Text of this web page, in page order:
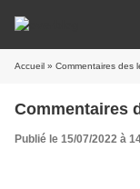
Accueil » Commentaires des
Commentaires
Publié le 15/07/2022 à